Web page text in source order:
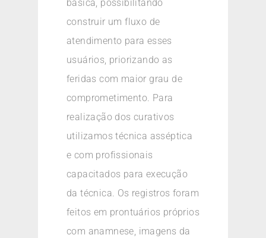
básica, possibilitando
construir um fluxo de
atendimento para esses
usuários, priorizando as
feridas com maior grau de
comprometimento. Para
realização dos curativos
utilizamos técnica asséptica
e com profissionais
capacitados para execução
da técnica. Os registros foram
feitos em prontuários próprios
com anamnese, imagens da